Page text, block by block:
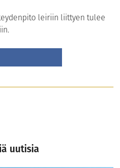
leiriin liittyen tulee
uutisia